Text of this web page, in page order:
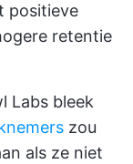
positieve
retentie
Labs bleek
zou
als ze niet